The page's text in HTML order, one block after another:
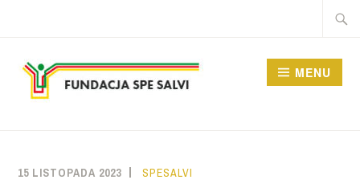
treści
MENU
15 LISTOPADA 2023 SPESALVI